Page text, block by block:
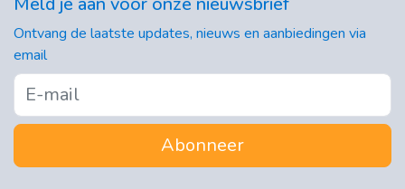
Ontvang de laatste updates, nieuws en aanbiedingen via
email
Abonneer